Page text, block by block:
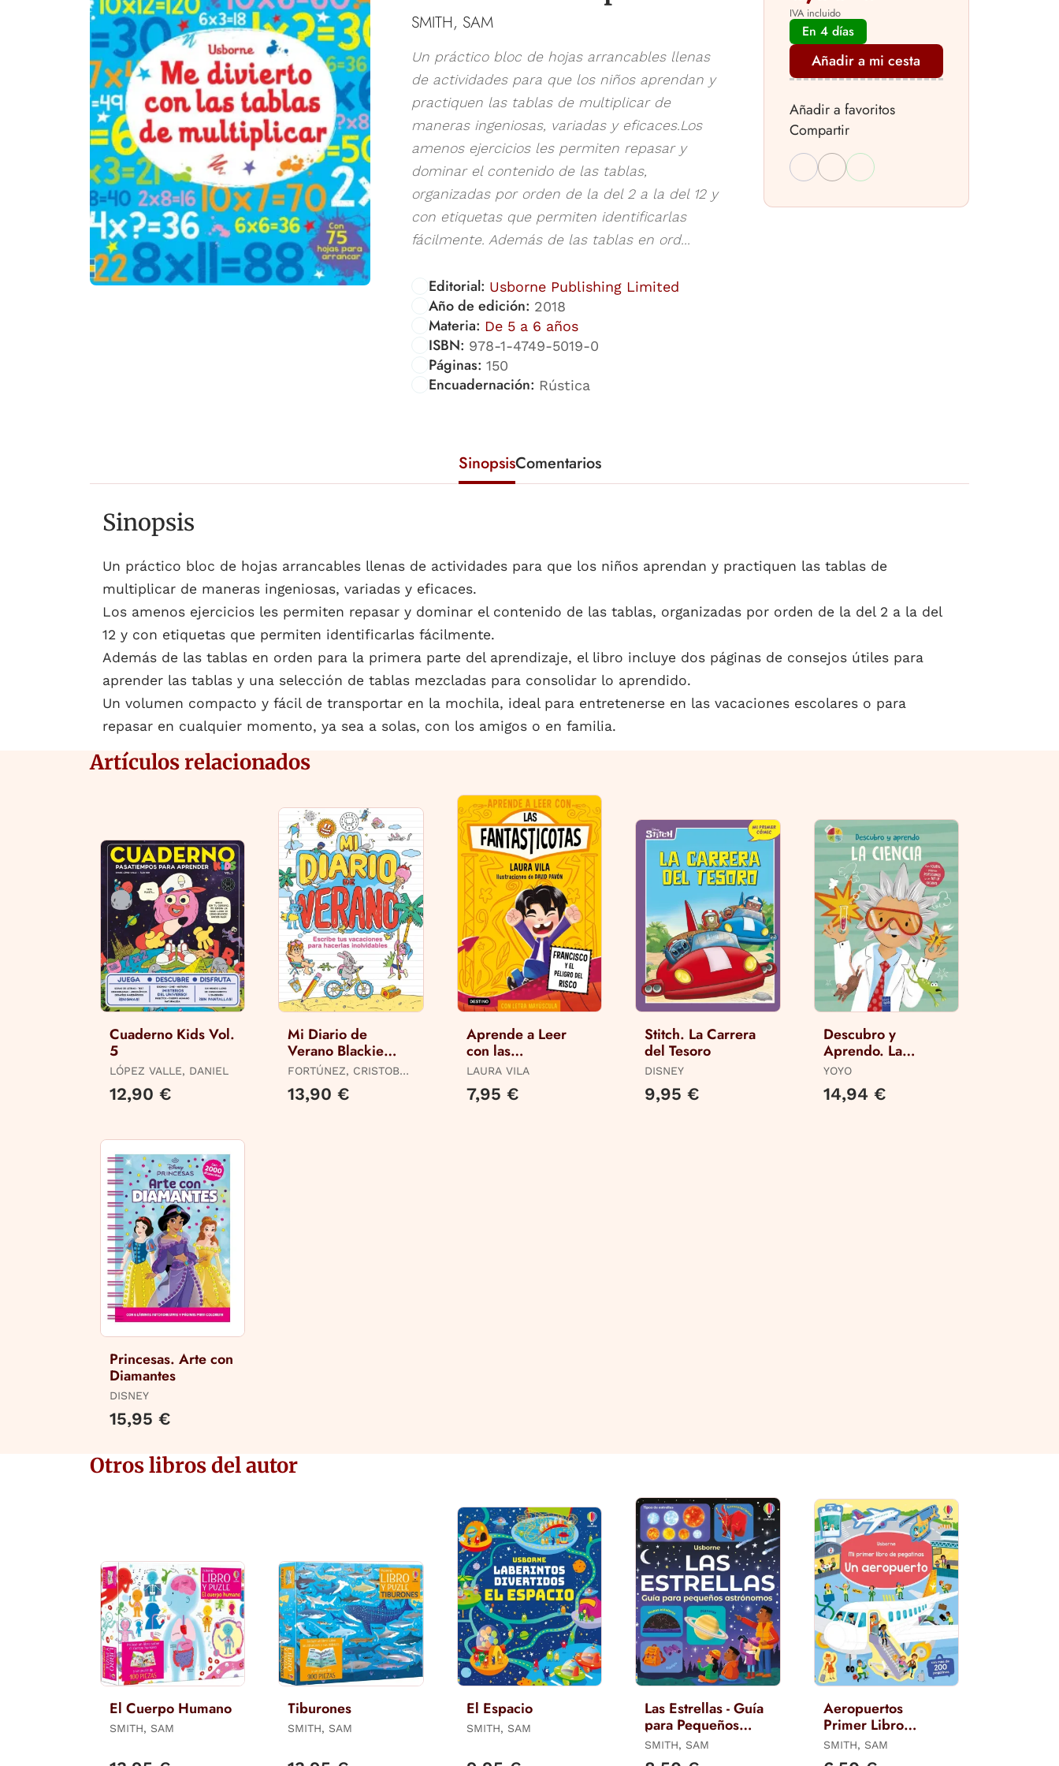
SMITH, SAM
Un práctico bloc de hojas arrancables llenas
de actividades para que los niños aprendan y
practiquen las tablas de multiplicar de
maneras ingeniosas, variadas y eficaces.Los
amenos ejercicios les permiten repasar y
dominar el contenido de las tablas,
organizadas por orden de la del 2 a la del 12 y
con etiquetas que permiten identificarlas
fácilmente. Además de las tablas en ord...
Editorial: Usborne Publishing Limited
Año de edición: 2018
Materia: De 5 a 6 años
ISBN: 978-1-4749-5019-0
Páginas: 150
Encuadernación: Rústica
IVA incluido
En 4 días
Añadir a mi cesta
Añadir a favoritos
Compartir
SinopsisComentarios
Sinopsis
Un práctico bloc de hojas arrancables llenas de actividades para que los niños aprendan y practiquen las tablas de
multiplicar de maneras ingeniosas, variadas y eficaces.
Los amenos ejercicios les permiten repasar y dominar el contenido de las tablas, organizadas por orden de la del 2 a la del
12 y con etiquetas que permiten identificarlas fácilmente.
Además de las tablas en orden para la primera parte del aprendizaje, el libro incluye dos páginas de consejos útiles para
aprender las tablas y una selección de tablas mezcladas para consolidar lo aprendido.
Un volumen compacto y fácil de transportar en la mochila, ideal para entretenerse en las vacaciones escolares o para
repasar en cualquier momento, ya sea a solas, con los amigos o en familia.
Artículos relacionados
Cuaderno Kids Vol.
5
LÓPEZ VALLE, DANIEL
12,90 €
Mi Diario de
Verano Blackie
Books
FORTÚNEZ, CRISTOBAL
13,90 €
Aprende a Leer
con las
Fantasticotas 14.
Francisco y el
Peligro en el Risco
LAURA VILA
7,95 €
Stitch. La Carrera
del Tesoro
DISNEY
9,95 €
Descubro y
Aprendo. La
Ciencia
YOYO
14,94 €
Princesas. Arte con
Diamantes
DISNEY
15,95 €
Otros libros del autor
El Cuerpo Humano
SMITH, SAM
Tiburones
SMITH, SAM
El Espacio
SMITH, SAM
Las Estrellas - Guía
para Pequeños
Astrónomos
SMITH, SAM
Aeropuertos
Primer Libro
Pegatinas
SMITH, SAM